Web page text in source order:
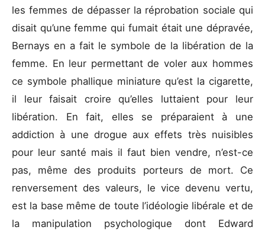
les femmes de dépasser la réprobation sociale qui
disait qu’une femme qui fumait était une dépravée,
Bernays en a fait le symbole de la libération de la
femme. En leur permettant de voler aux hommes
ce symbole phallique miniature qu’est la cigarette,
il leur faisait croire qu’elles luttaient pour leur
libération. En fait, elles se préparaient à une
addiction à une drogue aux effets très nuisibles
pour leur santé mais il faut bien vendre, n’est-ce
pas, même des produits porteurs de mort. Ce
renversement des valeurs, le vice devenu vertu,
est la base même de toute l’idéologie libérale et de
la manipulation psychologique dont Edward